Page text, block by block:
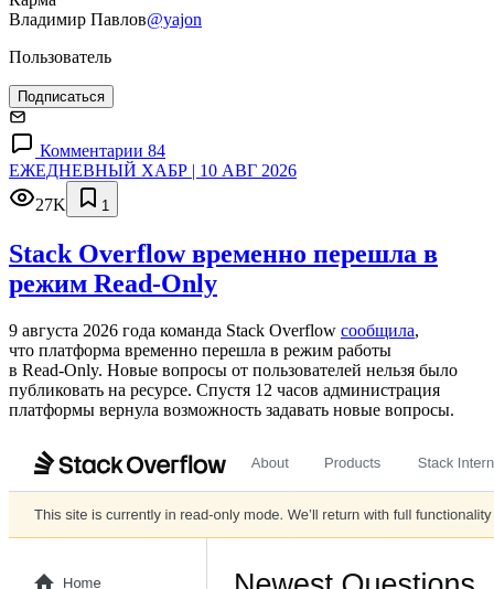
Владимир Павлов@yajon
Пользователь
Подписаться
Комментарии 84
ЕЖЕДНЕВНЫЙ ХАБР | 10 АВГ 2026
27K
1
Stack Overflow временно перешла в
режим Read-Only
9 августа 2026 года команда Stack Overflow сообщила,
что платформа временно перешла в режим работы
в Read‑Only. Новые вопросы от пользователей нельзя было
публиковать на ресурсе. Спустя 12 часов администрация
платформы вернула возможность задавать новые вопросы.